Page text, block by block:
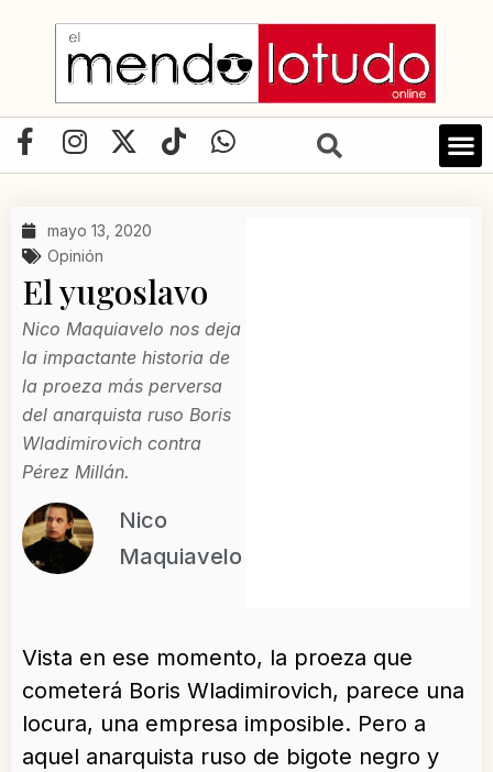
contenido
F
a
e
b
o
o
k
-
f
I
n
t
a
g
r
a
m
X
-
w
t
e
r
T
i
W
h
p
mayo 13, 2020
Opinión
El yugoslavo
Nico Maquiavelo nos deja
la impactante historia de
la proeza más perversa
del anarquista ruso Boris
Wladimirovich contra
Pérez Millán.
Nico
Maquiavelo
Vista en ese momento, la proeza que
cometerá Boris Wladimirovich, parece una
locura, una empresa imposible. Pero a
aquel anarquista ruso de bigote negro y